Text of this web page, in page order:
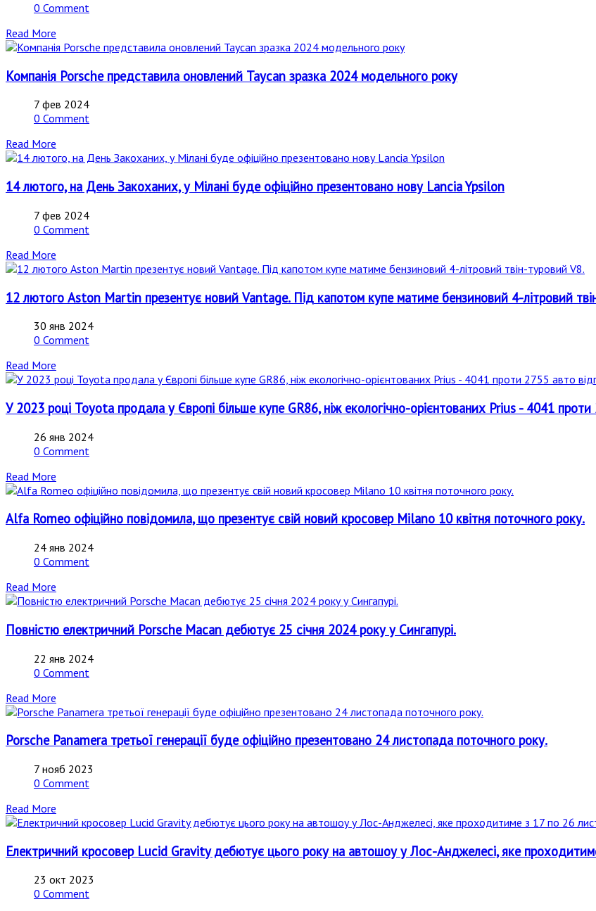
0 Comment
Read More
Компанія Porsche представила оновлений Taycan зразка 2024 модельного року
7 фев 2024
0 Comment
Read More
14 лютого, на День Закоханих, у Мілані буде офіційно презентовано нову Lancia Ypsilon
7 фев 2024
0 Comment
Read More
12 лютого Aston Martin презентує новий Vantage. Під капотом купе матиме бензиновий 4-літровий
30 янв 2024
0 Comment
Read More
У 2023 році Toyota продала у Європі більше купе GR86, ніж екологічно-орієнтованих Prius - 4041
26 янв 2024
0 Comment
Read More
Alfa Romeo офіційно повідомила, що презентує свій новий кросовер Milano 10 квітня поточного року.
24 янв 2024
0 Comment
Read More
Повністю електричний Porsche Macan дебютує 25 січня 2024 року у Сингапурі.
22 янв 2024
0 Comment
Read More
Porsche Panamera третьої генерації буде офіційно презентовано 24 листопада поточного року.
7 нояб 2023
0 Comment
Read More
Електричний кросовер Lucid Gravity дебютує цього року на автошоу у Лос-Анджелесі, яке
23 окт 2023
0 Comment